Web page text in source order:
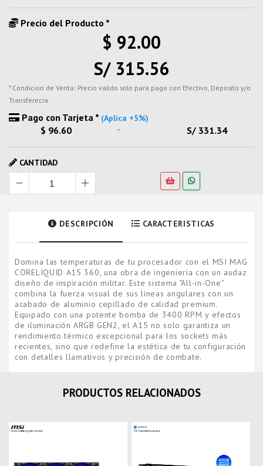
Precio del Producto *
$ 92.00
S/ 315.56
* Condicion de Venta: Precio valido solo para pago con Efectivo, Deposito y/o
Transferecia.
Pago con Tarjeta * (Aplica +5%)
$ 96.60 - S/ 331.34
CANTIDAD
DESCRIPCIÓN CARACTERISTICAS
Domina las temperaturas de tu procesador con el MSI MAG
CORELIQUID A15 360, una obra de ingeniería con un audaz
diseño de inspiración militar. Este sistema "All-in-One"
combina la fuerza visual de sus líneas angulares con un
acabado de aluminio cepillado de calidad premium.
Equipado con una potente bomba de 3400 RPM y efectos
de iluminación ARGB GEN2, el A15 no solo garantiza un
rendimiento térmico excepcional para los sockets más
recientes, sino que redefine la estética de tu configuración
con detalles llamativos y precisión de combate.
PRODUCTOS RELACIONADOS